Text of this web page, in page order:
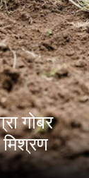
गोबर